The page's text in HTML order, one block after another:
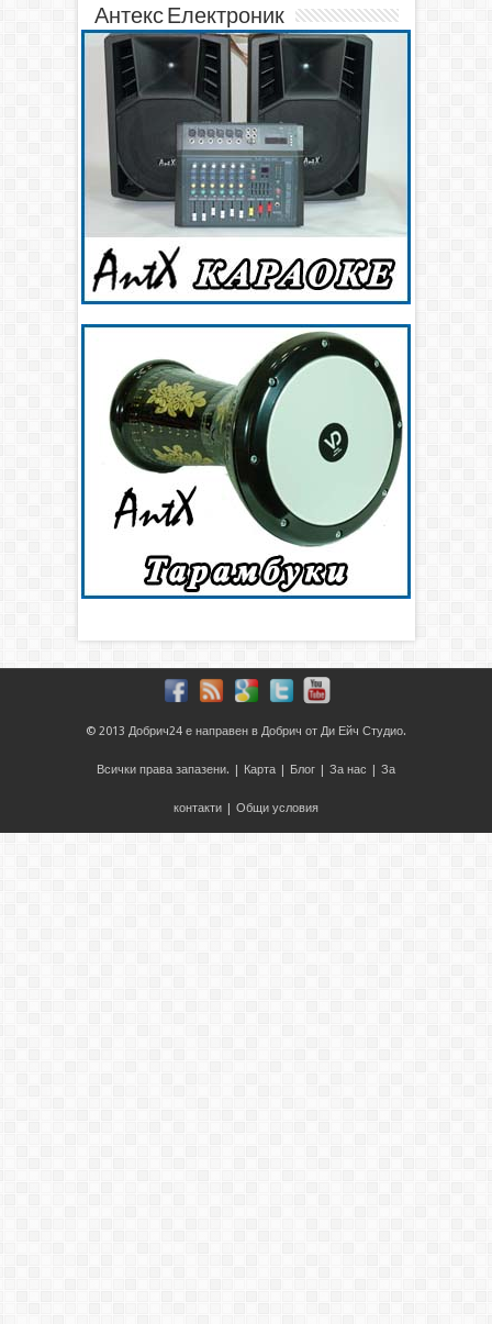
Антекс Електроник
© 2013 Добрич24 е направен в Добрич от Ди Ейч Студио.
Всички права запазени. | Карта Блог За нас За
контакти Общи условия